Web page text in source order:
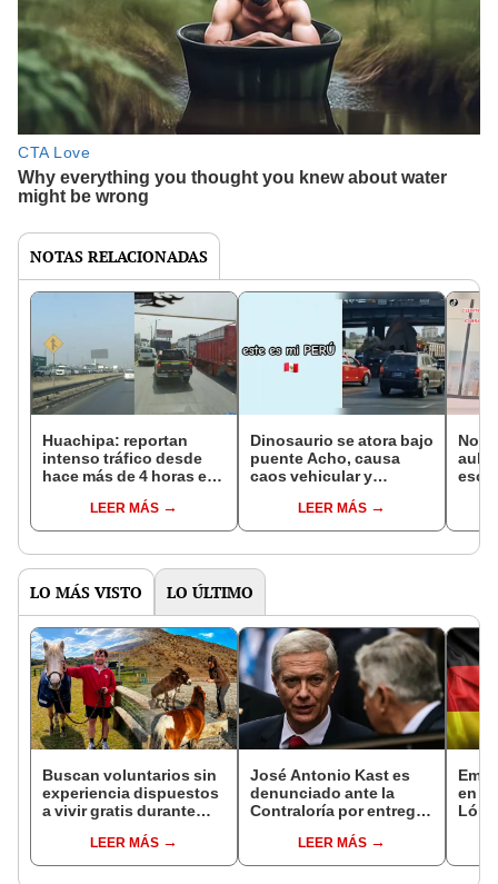
NOTAS RELACIONADAS
Huachipa: reportan
intenso tráfico desde
hace más de 4 horas en
LEER MÁS
Dinosaurio se atora bajo
puente Acho, causa
caos vehicular y
"Solo en Perú"
LEER MÁS
No
aula
LO MÁS VISTO LO ÚLTIMO
Buscan voluntarios sin
experiencia dispuestos
a vivir gratis durante
cuidar caballos, burros
y otros animales
LEER MÁS
José Antonio Kast es
denunciado ante la
Contraloría por entregar
robos violentos en Chile
LEER MÁS
en